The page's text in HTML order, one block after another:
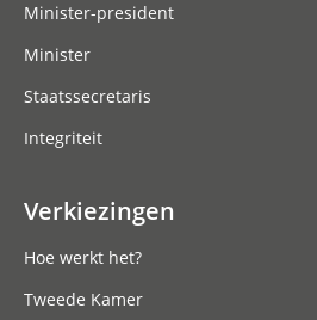
Minister-president
Minister
Staatssecretaris
Integriteit
Verkiezingen
Hoe werkt het?
Tweede Kamer